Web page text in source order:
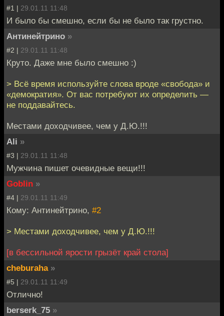
#1 | 29.01.11 11:48
И было бы смешно, если бы не было так грустно.
Антинейтрино »
#2 | 29.01.11 11:48
Круто. Даже мне было смешно :)
> Всё время используйте слова вроде «свобода» и
«демократия». От вас потребуют их определить —
не поддавайтесь.
Местами доходчивее, чем у Д.Ю.!!!
Ali »
#3 | 29.01.11 11:48
Мужчина пишет очевидные вещи!!!
Goblin »
#4 | 29.01.11 11:49
Кому: Антинейтрино, #2
> Местами доходчивее, чем у Д.Ю.!!!
[в бессильной ярости грызёт край стола]
cheburaha »
#5 | 29.01.11 11:49
Отлично!
berserk_75 »